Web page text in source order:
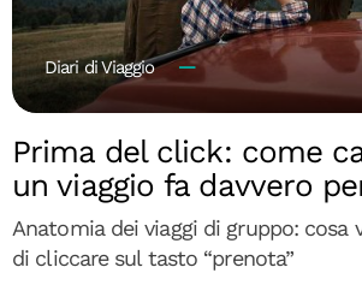
Diari di Viaggio
Prima del click: come
un viaggio fa davvero
Anatomia dei viaggi di gruppo: cosa
di cliccare sul tasto “prenota”